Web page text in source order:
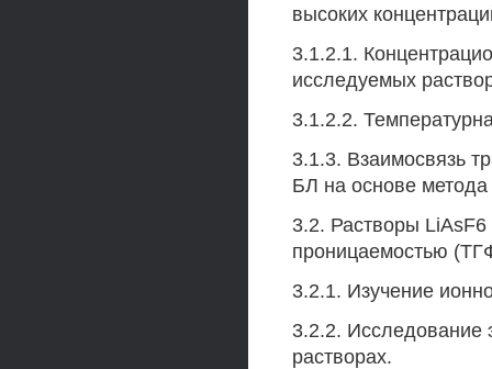
высоких
3.1.2.1.
исследуемых
3.1.2.2.
3.1.3. Взаимосвязь
БЛ на основе
3.2. Растворы LiAsF6
проницаемостью
3.2.1. Изучение
3.2.2. Исследование
растворах.